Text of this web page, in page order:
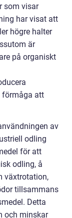
som visar
har visat att
högre halter
är
på organiskt
förmåga att
av
odling
för att
odling, å
växtrotation,
tillsammans
Detta
och minskar